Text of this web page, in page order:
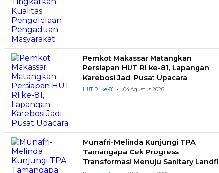
Pemkot Makassar Matangkan
Persiapan HUT RI ke-81, Lapangan
Karebosi Jadi Pusat Upacara
HUT RI ke-81 04 Agustus 2026
Munafri-Melinda Kunjungi TPA
Tamangapa Cek Progress
Transformasi Menuju Sanitary